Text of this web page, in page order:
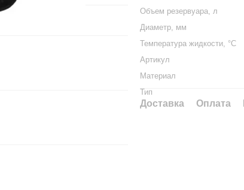
Объем резервуара, л
Диаметр, мм
Температура жидкости, °C
Артикул
Материал
Тип
Доставка Оплата